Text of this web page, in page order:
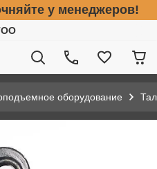
у менеджеров!
оборудование